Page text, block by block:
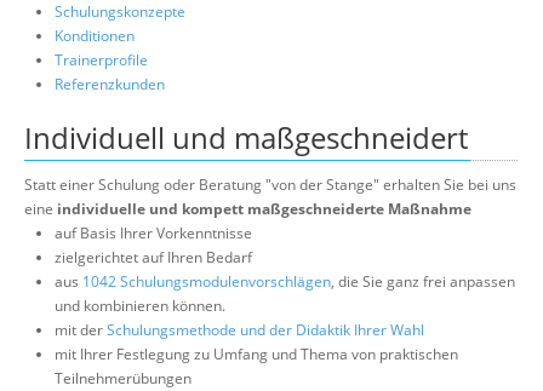
Schulungskonzepte
Konditionen
Trainerprofile
Referenzkunden
Individuell und maßgeschneidert
Statt einer Schulung oder Beratung "von der Stange" erhalten Sie bei uns
eine individuelle und kompett maßgeschneiderte Maßnahme
auf Basis Ihrer Vorkenntnisse
zielgerichtet auf Ihren Bedarf
aus 1042 Schulungsmodulenvorschlägen, die Sie ganz frei anpassen
und kombinieren können.
mit derSchulungsmethode und der Didaktik Ihrer Wahl
mit Ihrer Festlegung zu Umfang und Thema von praktischen
Teilnehmerübungen